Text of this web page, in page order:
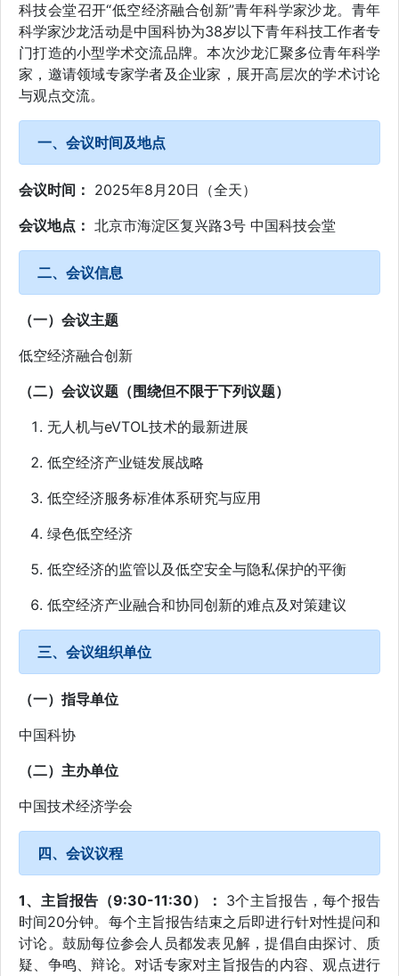
科技会堂召开“低空经济融合创新”青年科学家沙龙。青年
科学家沙龙活动是中国科协为38岁以下青年科技工作者专
门打造的小型学术交流品牌。本次沙龙汇聚多位青年科学
家，邀请领域专家学者及企业家，展开高层次的学术讨论
与观点交流。
一、会议时间及地点
会议时间： 2025年8月20日（全天）
会议地点： 北京市海淀区复兴路3号 中国科技会堂
二、会议信息
（一）会议主题
低空经济融合创新
（二）会议议题（围绕但不限于下列议题）
无人机与eVTOL技术的最新进展
低空经济产业链发展战略
低空经济服务标准体系研究与应用
绿色低空经济
低空经济的监管以及低空安全与隐私保护的平衡
低空经济产业融合和协同创新的难点及对策建议
三、会议组织单位
（一）指导单位
中国科协
（二）主办单位
中国技术经济学会
四、会议议程
1、主旨报告（9:30-11:30）： 3个主旨报告，每个报告
时间20分钟。每个主旨报告结束之后即进行针对性提问和
讨论。鼓励每位参会人员都发表见解，提倡自由探讨、质
疑、争鸣、辩论。对话专家对主旨报告的内容、观点进行